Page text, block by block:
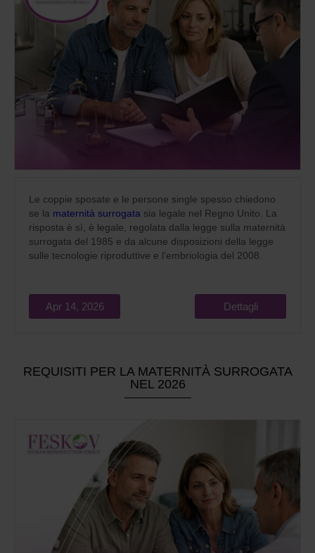
Le coppie sposate e le persone single spesso chiedono
se la maternità surrogata sia legale nel Regno Unito. La
risposta è sì, è legale, regolata dalla legge sulla maternità
surrogata del 1985 e da alcune disposizioni della legge
sulle tecnologie riproduttive e l'embriologia del 2008.
Apr 14, 2026 Dettagli
REQUISITI PER LA MATERNITÀ SURROGATA
NEL 2026